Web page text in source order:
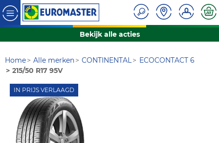
Bekijk alle acties
Home Alle merken CONTINENTAL
ECOCONTACT 6
215/50 R17 95V
IN PRIJS VERLAAGD